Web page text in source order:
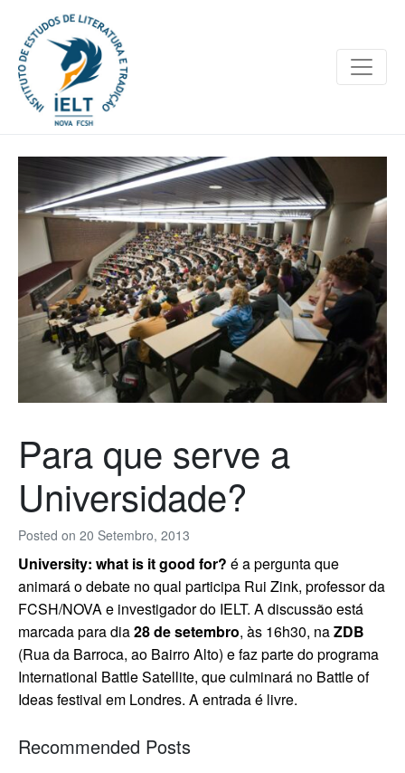
Posted on 20 Setembro, 2013
Para que serve a
Universidade?
University: what is it good for? é a pergunta que
animará o debate no qual participa Rui Zink, professor da
FCSH/NOVA e investigador do IELT. A discussão está
marcada para dia28 de setembro, às 16h30, naZDB
(Rua da Barroca, ao Bairro Alto) e faz parte do programa
International Battle Satellite, que culminará no Battle of
Ideas festival em Londres. A entrada é livre.
Recommended Posts